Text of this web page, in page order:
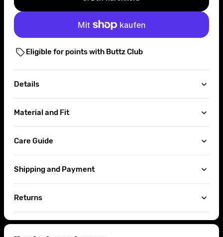
Details
Material and Fit
Care Guide
Shipping and Payment
Returns
verfügbarverfügbarverfügbarverfügbarverfügbarverfügbar
Eligible for points with Buttz Club